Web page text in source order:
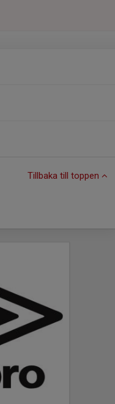
Tillbaka till toppen